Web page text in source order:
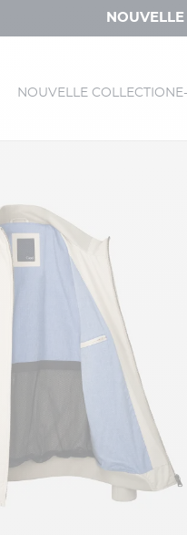
NOUVELLE COLLECTION